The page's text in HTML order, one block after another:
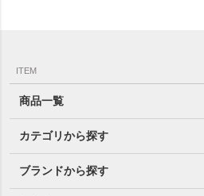
ITEM
商品一覧
カテゴリから探す
ブランドから探す